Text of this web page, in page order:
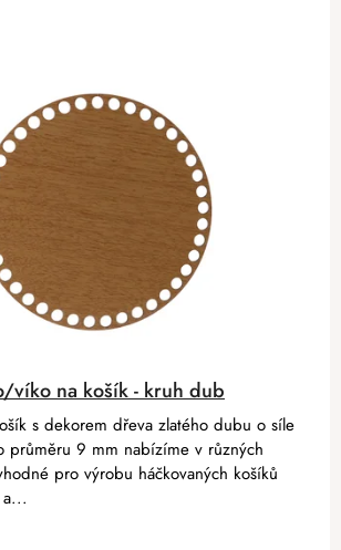
víko na košík - kruh dub
s dekorem dřeva zlatého dubu o síle
průměru 9 mm nabízíme v různých
pro výrobu háčkovaných košíků